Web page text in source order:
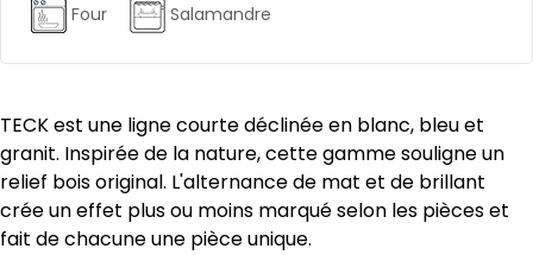
Four Salamandre
TECK est une ligne courte déclinée en blanc, bleu et
granit. Inspirée de la nature, cette gamme souligne un
relief bois original. L'alternance de mat et de brillant
crée un effet plus ou moins marqué selon les pièces et
fait de chacune une pièce unique.